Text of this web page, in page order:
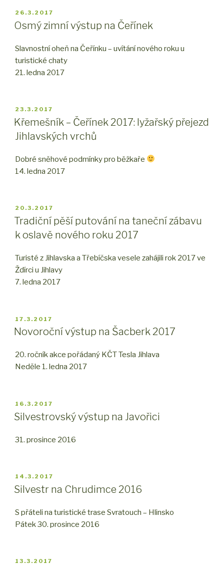
PUBLIKOVÁNO
26.3.2017
Osmý zimní výstup na Čeřínek
Slavnostní oheň na Čeřínku – uvítání nového roku u
turistické chaty
21. ledna 2017
PUBLIKOVÁNO
23.3.2017
Křemešník – Čeřínek 2017: lyžařský přejezd
Jihlavských vrchů
Dobré sněhové podmínky pro běžkaře
14. ledna 2017
PUBLIKOVÁNO
20.3.2017
Tradiční pěší putování na taneční zábavu
k oslavě nového roku 2017
Turisté z Jihlavska a Třebíčska vesele zahájili rok 2017 ve
Ždírci u Jihlavy
7. ledna 2017
PUBLIKOVÁNO
17.3.2017
Novoroční výstup na Šacberk 2017
20. ročník akce pořádaný KČT Tesla Jihlava
Neděle 1. ledna 2017
PUBLIKOVÁNO
16.3.2017
Silvestrovský výstup na Javořici
31. prosince 2016
PUBLIKOVÁNO
14.3.2017
Silvestr na Chrudimce 2016
S přáteli na turistické trase Svratouch – Hlinsko
Pátek 30. prosince 2016
PUBLIKOVÁNO
13.3.2017